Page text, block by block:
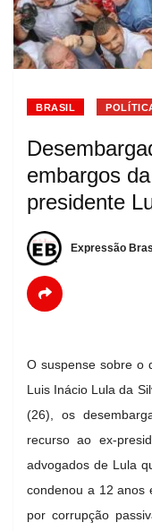
BRASIL
embargos
presidente
Expressão
O suspense sobre o
Luis Inácio Lula da
(26), os
recurso ao ex-
advogados de Lula
condenou a 12 anos
por corrupção